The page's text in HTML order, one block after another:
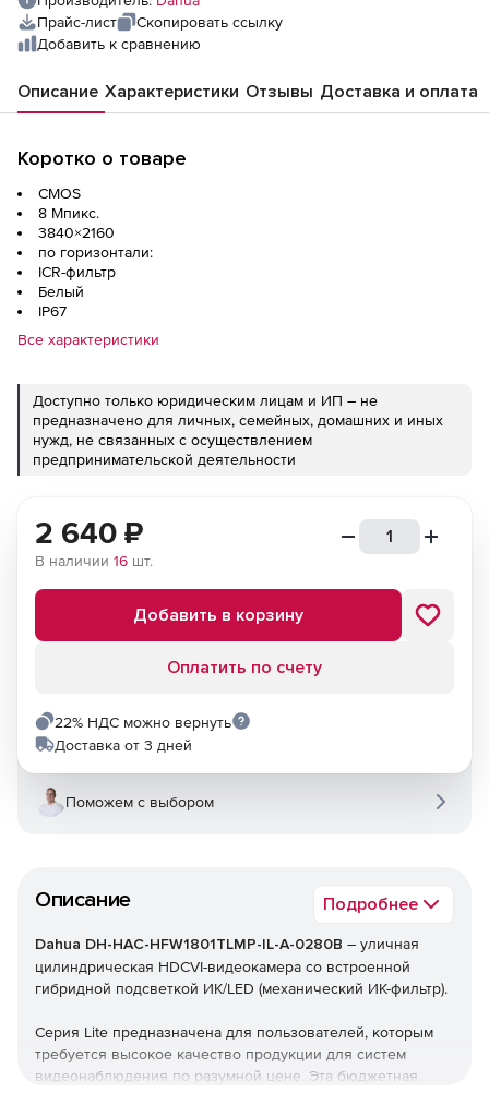
Прайс-лист
Скопировать ссылку
Добавить к сравнению
Описание Характеристики Отзывы Доставка и оплата
Коротко о товаре
CMOS
8 Мпикс.
3840×2160
по горизонтали:
ICR-фильтр
Белый
IP67
Все характеристики
Доступно только юридическим лицам и ИП – не
предназначено для личных, семейных, домашних и иных
нужд, не связанных с осуществлением
предпринимательской деятельности
Описание Подробнее
Dahua DH-HAC-HFW1801TLMP-IL-A-0280B – уличная
цилиндрическая HDCVI-видеокамера со встроенной
гибридной подсветкой ИК/LED (механический ИК-фильтр).
Серия Lite предназначена для пользователей, которым
требуется высокое качество продукции для систем
видеонаблюдения по разумной цене. Эта бюджетная
2 640 ₽
В наличии 16 шт.
Добавить в корзину
Оплатить по счету
22% НДС можно вернуть
Доставка от 3 дней
Поможем с выбором